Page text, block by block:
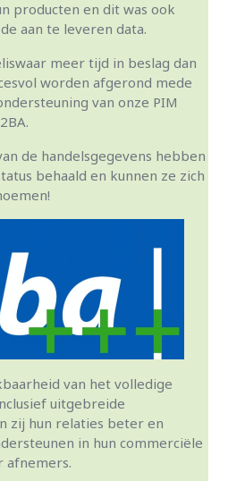
producten en dit was ook
aan te leveren data.
meer tijd in beslag dan
worden afgerond mede
van onze PIM
de handelsgegevens hebben
behaald en kunnen ze zich
van het volledige
uitgebreide
zij hun relaties beter en
in hun commerciële
afnemers.